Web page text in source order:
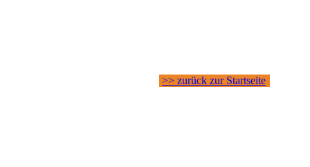
>> zurück zur Startseite